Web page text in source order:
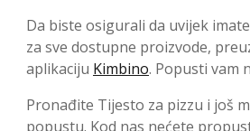
Da biste osigurali da uvijek
za sve dostupne proizvode,
aplikaciju Kimbino. Popusti vam
Pronađite Tijesto za pizzu i još
popustu. Kod nas nećete